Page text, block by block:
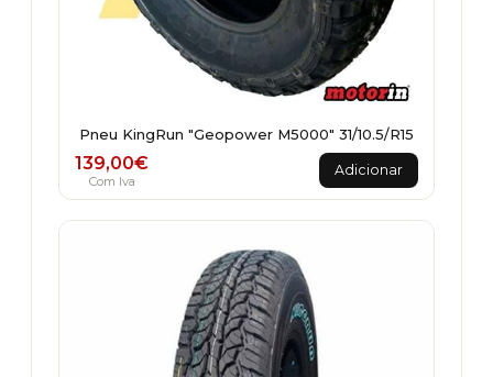
Pneu KingRun "Geopower M5000" 31/10.5/R15
139,00€
Com Iva
Adicionar